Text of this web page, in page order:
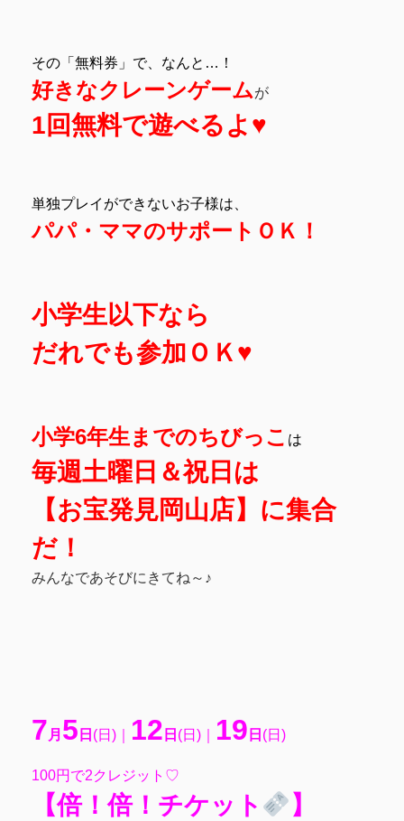
その「無料券」で、なんと…！
好きなクレーンゲームが
1回無料で遊べるよ♥
単独プレイができないお子様は、
パパ・ママのサポートＯＫ！
小学生以下なら
だれでも参加ＯＫ♥
小学6年生までのちびっこ は
毎週土曜日＆祝日は
【お宝発見岡山店】に集合
だ！
みんなであそびにきてね～♪
7 月 5 日 (日 )｜ 12 日 (日 )｜ 19 日 (日)
100円で2クレジット♡
【倍！倍！チケット 】